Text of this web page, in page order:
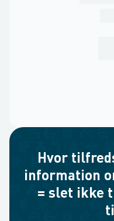
Hvor
information
= slet ikke